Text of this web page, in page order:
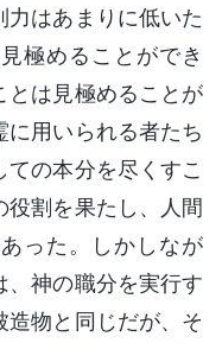
力はあまりに低いた
極めることができ
とは見極めることが
に用いられる者たち
の本分を尽くすこ
役割を果たし、人間
った。しかしなが
、神の職分を実行す
造物と同じだが、そ